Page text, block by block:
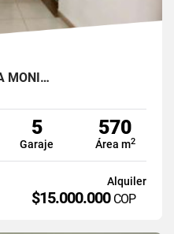
MONI…
5
Garaje
570
Área m2
Alquiler
$15.000.000 COP